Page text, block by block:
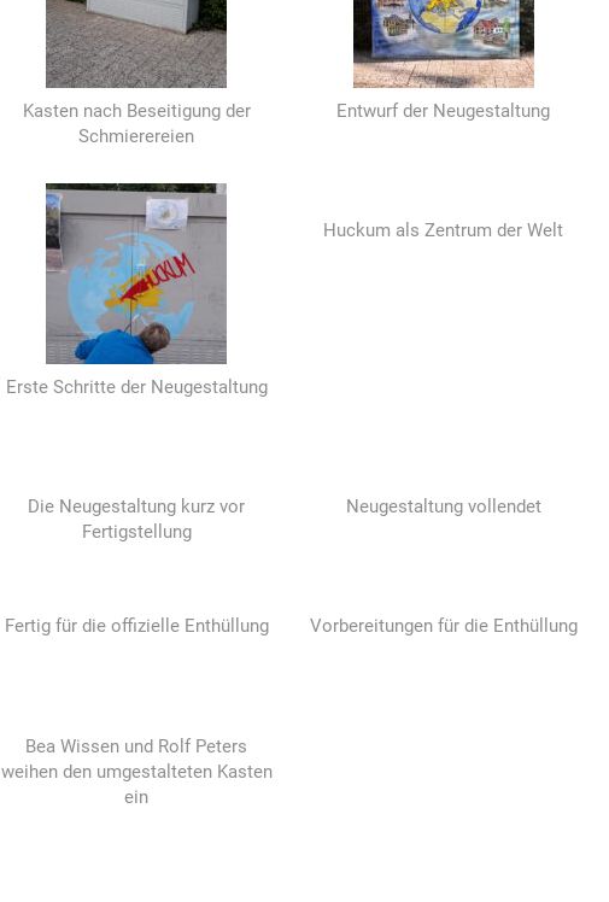
Kasten nach Beseitigung der
Schmierereien
Entwurf der Neugestaltung
Erste Schritte der Neugestaltung
Huckum als Zentrum der Welt
Die Neugestaltung kurz vor
Fertigstellung
Neugestaltung vollendet
Fertig für die offizielle Enthüllung Vorbereitungen für die Enthüllung
Bea Wissen und Rolf Peters
weihen den umgestalteten Kasten
ein